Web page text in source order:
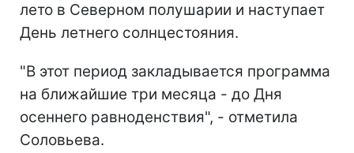
лето в Северном полушарии и наступает
День летнего солнцестояния.
"В этот период закладывается программа
на ближайшие три месяца - до Дня
осеннего равноденствия", - отметила
Соловьева.